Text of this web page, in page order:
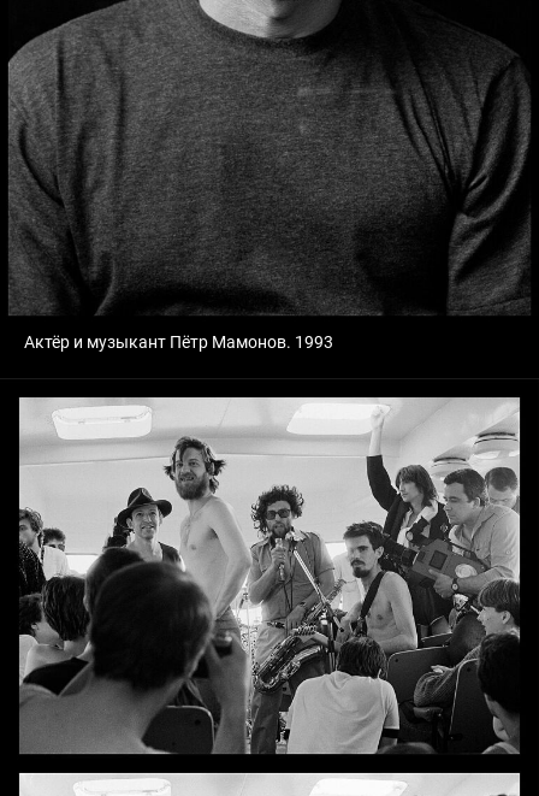
Актёр и музыкант Пётр Мамонов. 1993